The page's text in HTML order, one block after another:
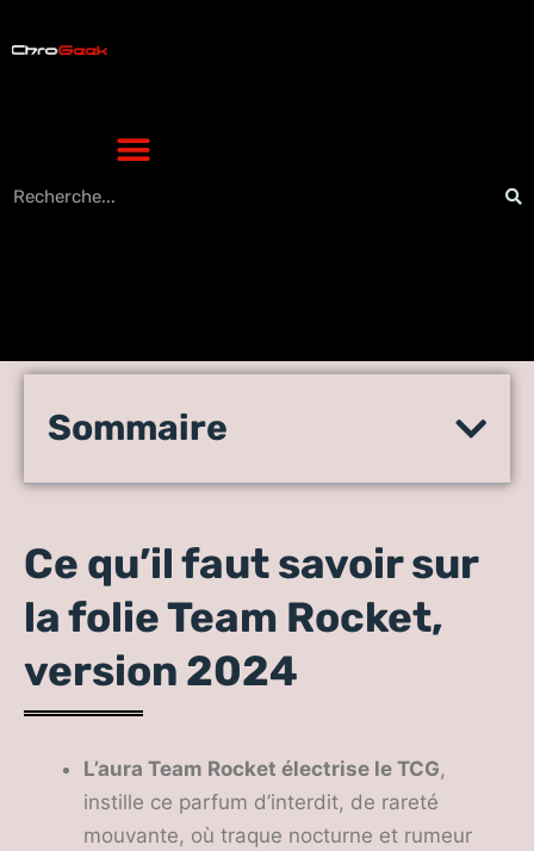
Pokemon TCG Team Rocket :
connaître en 2024
Sommaire
Ce qu’il faut savoir sur
la folie Team Rocket,
version 2024
L’aura Team Rocket électrise le TCG,
instille ce parfum d’interdit, de rareté
mouvante, où traque nocturne et rumeur